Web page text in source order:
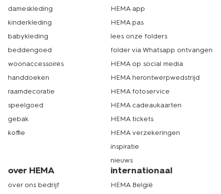
dameskleding
kinderkleding
babykleding
beddengoed
woonaccessoires
handdoeken
raamdecoratie
speelgoed
gebak
koffie
HEMA app
HEMA pas
lees onze folders
folder via Whatsapp ontvangen
HEMA op social media
HEMA herontwerpwedstrijd
HEMA fotoservice
HEMA cadeaukaarten
HEMA tickets
HEMA verzekeringen
inspiratie
nieuws
over HEMA
over ons bedrijf
internationaal
HEMA België